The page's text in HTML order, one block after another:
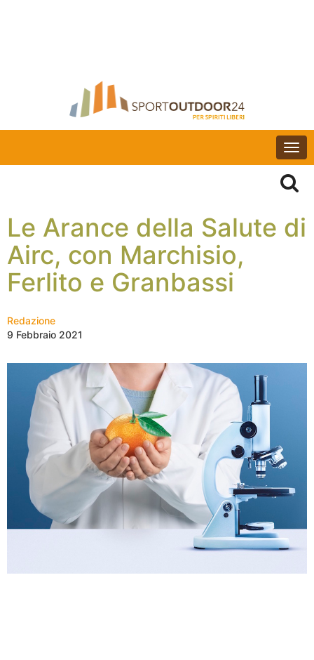
Le Arance della Salute di
Airc, con Marchisio,
Ferlito e Granbassi
Redazione
9 Febbraio 2021